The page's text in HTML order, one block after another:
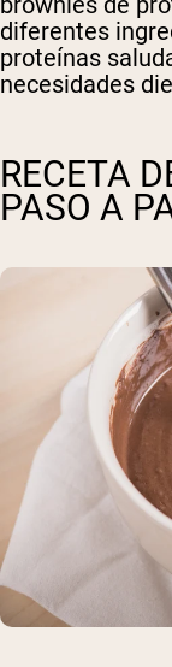
diferentes
proteínas
necesidades
RECETA
PASO A